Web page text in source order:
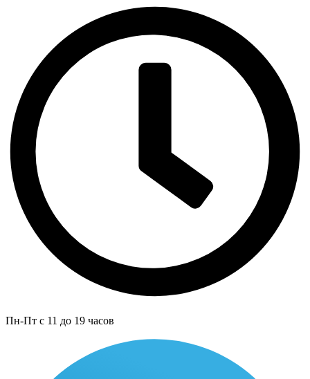
Пн-Пт с 11 до 19 часов